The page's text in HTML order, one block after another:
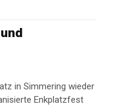
in Simmering wieder
Enkplatzfest